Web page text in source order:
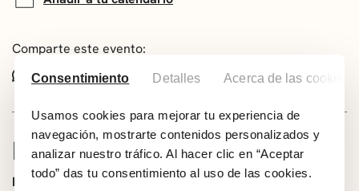
Consentimiento Detalles Acerca de las cookies
Usamos cookies para mejorar tu experiencia de
navegación, mostrarte contenidos personalizados y
analizar nuestro tráfico. Al hacer clic en “Aceptar
todo” das tu consentimiento al uso de las cookies.
Comparte este evento:
Whatsapp
Facebook X
INFORMACIÓN
HORARIO